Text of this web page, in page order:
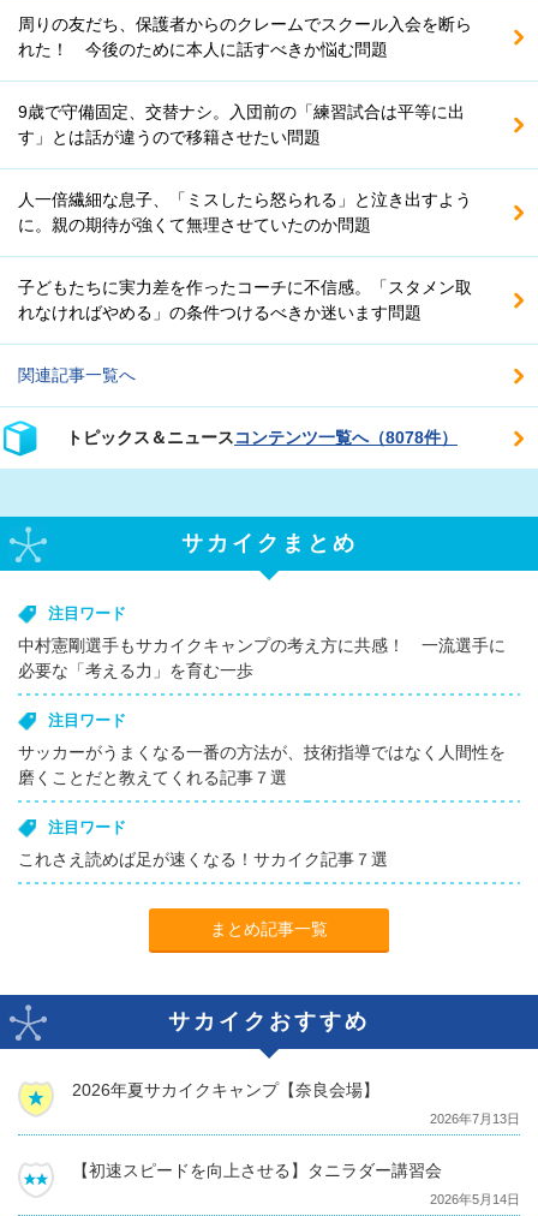
周りの友だち、保護者からのクレームでスクール入会を断ら
れた！ 今後のために本人に話すべきか悩む問題
9歳で守備固定、交替ナシ。入団前の「練習試合は平等に出
す」とは話が違うので移籍させたい問題
人一倍繊細な息子、「ミスしたら怒られる」と泣き出すよう
に。親の期待が強くて無理させていたのか問題
子どもたちに実力差を作ったコーチに不信感。「スタメン取
れなければやめる」の条件つけるべきか迷います問題
関連記事一覧へ
トピックス＆ニュースコンテンツ一覧へ（8078件）
サカイクまとめ
注目ワード
中村憲剛選手もサカイクキャンプの考え方に共感！ 一流選手に
必要な「考える力」を育む一歩
注目ワード
サッカーがうまくなる一番の方法が、技術指導ではなく人間性を
磨くことだと教えてくれる記事７選
注目ワード
これさえ読めば足が速くなる！サカイク記事７選
まとめ記事一覧
サカイクおすすめ
2026年夏サカイクキャンプ【奈良会場】
2026年7月13日
【初速スピードを向上させる】タニラダー講習会
2026年5月14日